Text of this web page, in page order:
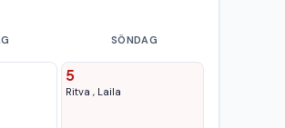
SÖNDAG
5
Ritva , Laila